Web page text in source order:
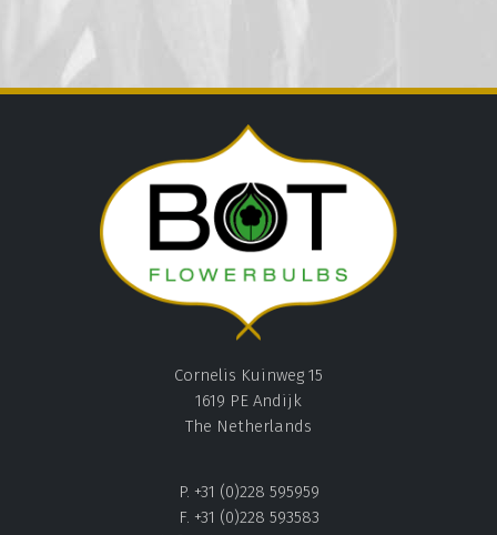
Cornelis Kuinweg 15
1619 PE Andijk
The Netherlands
P. +31 (0)228 595959
F. +31 (0)228 593583